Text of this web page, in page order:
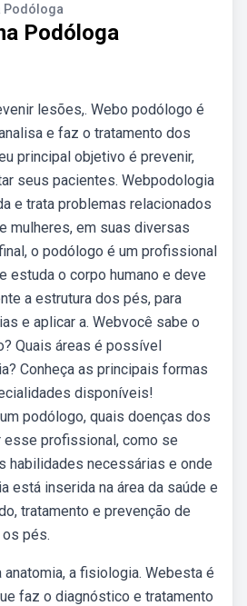
Podóloga
Podóloga
lesões,. Webo podólogo é
e faz o tratamento dos
principal objetivo é prevenir,
seus pacientes. Webpodologia
e trata problemas relacionados
mulheres, em suas diversas
o podólogo é um profissional
estuda o corpo humano e deve
a estrutura dos pés, para
e aplicar a. Webvocê sabe o
Quais áreas é possível
Conheça as principais formas
disponíveis!
podólogo, quais doenças dos
profissional, como se
habilidades necessárias e onde
está inserida na área da saúde e
tratamento e prevenção de
pés.
a fisiologia. Webesta é
faz o diagnóstico e tratamento